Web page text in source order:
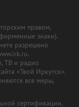
правом,
знаки).
разрешено
ТВ и радио
«Твой Иркутск».
все меры,
сертификации,